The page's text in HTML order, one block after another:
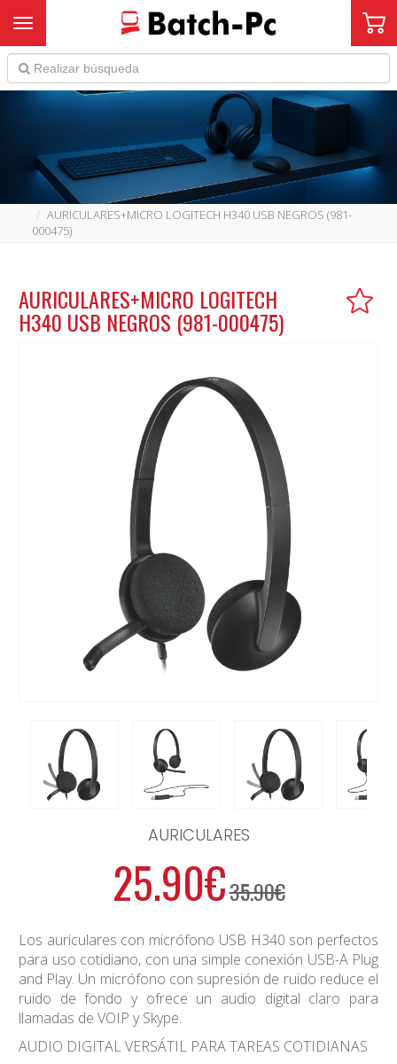
Toggle navigation
AURICULARES+MICRO LOGITECH H340 USB NEGROS (981-
000475)
AURICULARES+MICRO LOGITECH
H340 USB NEGROS (981-000475)
AURICULARES
25.90€35.90€
Los auriculares con micrófono USB H340 son perfectos
para uso cotidiano, con una simple conexión USB-A Plug
and Play. Un micrófono con supresión de ruido reduce el
ruido de fondo y ofrece un audio digital claro para
llamadas de VOIP y Skype.
AUDIO DIGITAL VERSÁTIL PARA TAREAS COTIDIANAS